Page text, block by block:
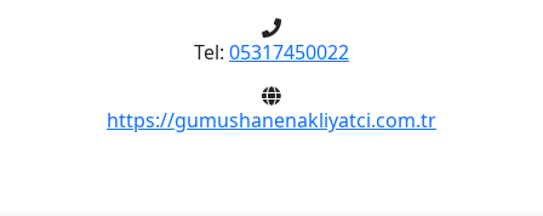
Tel: 05317450022
https://gumushanenakliyatci.com.tr